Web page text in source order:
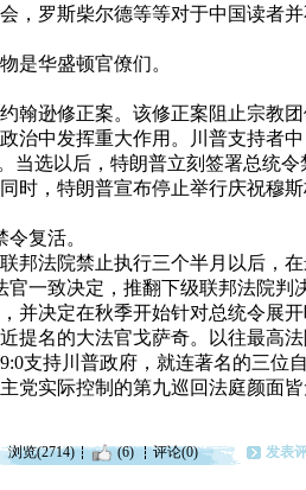
，罗斯柴尔德等等对于中国读者
是华盛顿官僚们。
翰逊修正案。该修正案阻止宗教
治中发挥重大作用。川普支持者中
当选以后，特朗普立刻签署总统令
时，特朗普宣布停止举行庆祝穆斯
复活。
邦法院禁止执行三个半月以后，
一致决定，推翻下级联邦法院判
并决定在秋季开始针对总统令展开
提名的大法官戈萨奇。以往最高法
支持川普政府，就连著名的三位
党实际控制的第九巡回法庭颜面皆
浏览(2714) (6) 评论(0) 发表